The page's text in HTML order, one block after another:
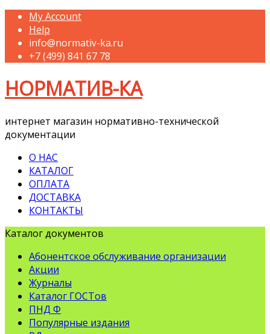
My Account
Help
info@normativ-ka.ru
+7 (499) 841 67 78
НОРМАТИВ-КА
интернет магазин нормативно-технической
документации
О НАС
КАТАЛОГ
ОПЛАТА
ДОСТАВКА
КОНТАКТЫ
Каталог документов
Абонентское обслуживание организации
Акции
Журналы
Каталог ГОСТов
ПНД Ф
Популярные издания